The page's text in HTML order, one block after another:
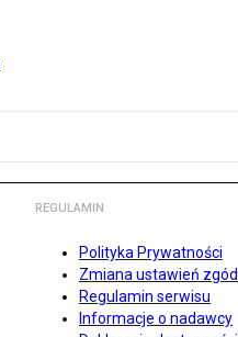
REGULAMIN
Polityka Prywatności
Zmiana ustawień zgód
Regulamin serwisu
Informacje o nadawcy